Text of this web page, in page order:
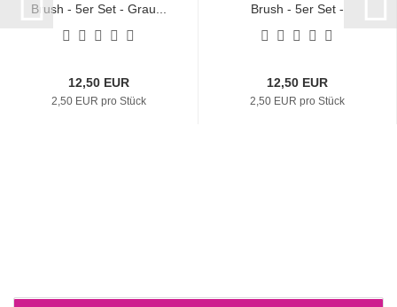
Brush - 5er Set - Grau...
12,50 EUR
2,50 EUR pro Stück
Brush - 5er Set -
12,50 EUR
2,50 EUR pro Stück